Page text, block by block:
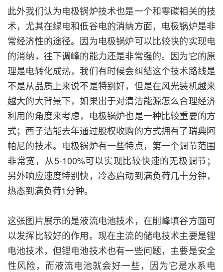
此外我们认为电极锅炉技术也是一个和零碳相关的技
术，尤其在绿电和低谷电的消纳方面，电极锅炉是非
常经济性的途径。因为电极锅炉可以比较快的实现电
的消纳，往下调峰的能力还是非常强的。因为它的原
理是电转化成热，我们有时候会纠结这个技术路线是
不是从品质上来说不是特别好，但是在风光装机越来
越大的大背景下，如果出于对清洁能源怎么合理经济
利用的角度来考虑，电极锅炉也是一种比较重要的方
式；西子洁能去年通过股权收购的方式拥有了瑞典阿
帕尼的技术。电极锅炉有一些特点，第一个调节范围
非常宽，从5-100%可以实现比较快速的无极调节；
另外响应速度特别快，冷态启动到满负荷几十分钟，
热态到满负荷1分钟。
这张图片展示的是液流电池技术，在削峰填谷方面可
以发挥比较好的作用。现在主流的储电技术主要是锂
电池技术，但锂电池技术也有一些问题，主要是安全
性风险，而液流电池就会好一些，因为它是水系电